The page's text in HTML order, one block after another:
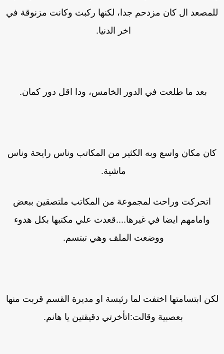
ال كان مزدحم جدا، لكنها ركبت وكانت مزنوقة في
اخر الدنيا.
بعد ما طلعت في الدور الخامس، ودا اقل دور كمان.
مكان واسع وبه الكثير من المكاتب وناس رايحة وناس
ماشية.
اتحركت وراحت لمجموعة من المكاتب ملتصقين ببعض
وامامهم ايضا في غيرها....قعدت علي مكتبها بكل هدوء
ووضعت الملف وهي تبتسم.
ابتسامتها اختفت لما رئيسة او مديرة القسم قربت منها
بعصبية وقالت:اتأخرتي دقيقتين يا هانم.